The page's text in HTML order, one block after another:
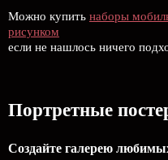
Можно купить наборы
рисунком
если не нашлось ничего
Портретные
Создайте галерею